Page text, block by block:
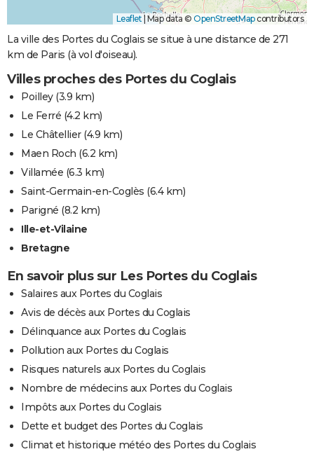
Leaflet | Map data © OpenStreetMapcontributors
La ville des Portes du Coglais se situe à une distance de 271
km de Paris (à vol d'oiseau).
Villes proches des Portes du Coglais
Poilley(3.9 km)
Le Ferré (4.2 km)
Le Châtellier(4.9 km)
Maen Roch (6.2 km)
Villamée (6.3 km)
Saint-Germain-en-Coglès (6.4 km)
Parigné (8.2 km)
Ille-et-Vilaine
Bretagne
En savoir plus sur Les Portes du Coglais
Salaires aux Portes du Coglais
Avis de décès aux Portes du Coglais
Délinquance aux Portes du Coglais
Pollution aux Portes du Coglais
Risques naturels aux Portes du Coglais
Nombre de médecins aux Portes du Coglais
Impôts aux Portes du Coglais
Dette et budget des Portes du Coglais
Climat et historique météo des Portes du Coglais